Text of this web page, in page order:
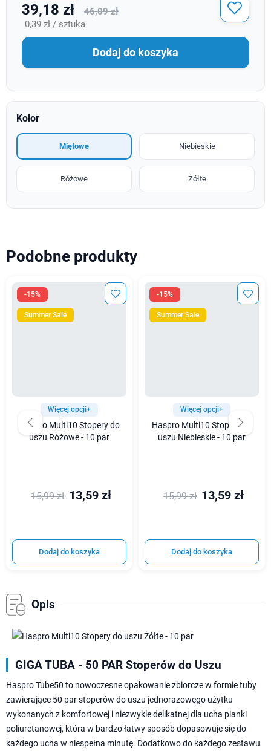
39,18 zł
46,09 zł
0,39 zł / sztuka
Dodaj do koszyka
Kolor
Miętowe Niebieskie
Różowe Żółte
Podobne produkty
-15%
Summer Sale
Więcej opcji+
Haspro Multi10 Stopery do
uszu Różowe - 10 par
15,99 zł 13,59 zł
Dodaj do koszyka
-15%
Summer Sale
Więcej opcji+
Haspro Multi10 Stopery do
uszu Niebieskie - 10 par
15,99 zł 13,59 zł
Dodaj do koszyka
Opis
GIGA TUBA - 50 PAR Stoperów do Uszu
Haspro Tube50 to nowoczesne opakowanie zbiorcze w formie tuby
zawierające 50 par stoperów do uszu jednorazowego użytku
wykonanych z komfortowej i niezwykle delikatnej dla ucha pianki
poliuretanowej, która w bardzo łatwy sposób dopasowuje się do
każdego ucha w niespełna minutę. Dodatkowo do każdego zestawu